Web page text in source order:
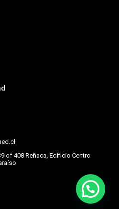
of 408 Reñaca, Edificio Centro